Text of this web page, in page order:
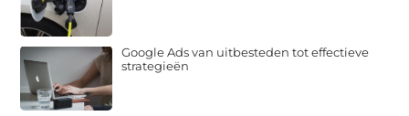
Google Ads van uitbesteden tot effectieve
strategieën